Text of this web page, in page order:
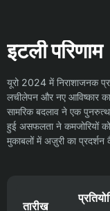
इटली परिणाम
यूरो 2024 में निराशाजनक
लचीलेपन और नए आविष्कार
सामरिक बदलाव ने एक
हुई असफलता ने कमजोरियों
मुकाबलों में अज़ुरी का प्रदर्शन
तारीख